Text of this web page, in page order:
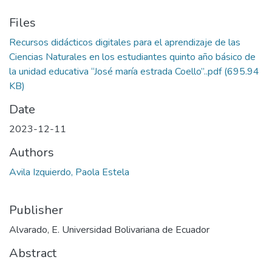
Files
Recursos didácticos digitales para el aprendizaje de las
Ciencias Naturales en los estudiantes quinto año básico de
la unidad educativa “José maría estrada Coello”..pdf(695.94
KB)
Date
2023-12-11
Authors
Avila Izquierdo, Paola Estela
Publisher
Alvarado, E. Universidad Bolivariana de Ecuador
Abstract